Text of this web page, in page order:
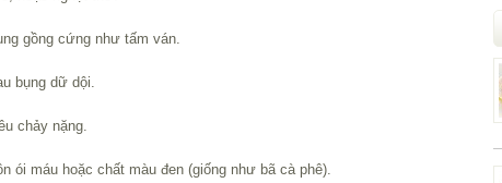
gồng cứng như tấm ván.
bụng dữ dội.
chảy nặng.
ói máu hoặc chất màu đen (giống như bã cà phê).